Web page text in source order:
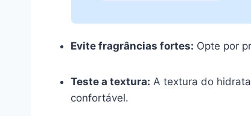
Evite fragrâncias fortes: Opte por
Teste a textura: A textura do
confortável.